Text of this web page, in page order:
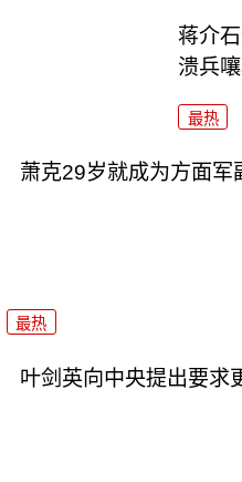
蒋介
溃兵
最热
萧克29岁就成为方面军
最热
叶剑英向中央提出要求